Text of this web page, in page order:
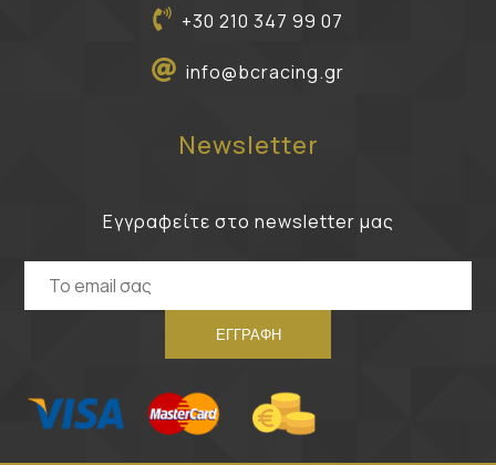
+30 210 347 99 07
info@bcracing.gr
Newsletter
Εγγραφείτε στο newsletter μας